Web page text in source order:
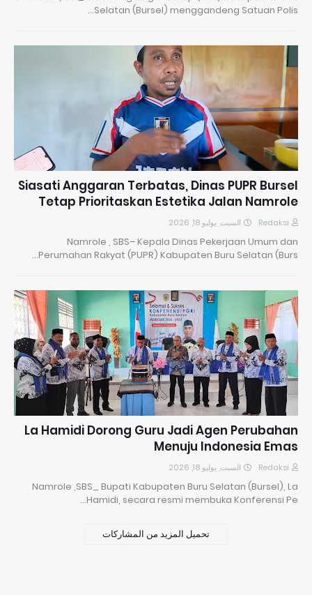
Selatan (Bursel) menggandeng Satuan Polis…
Siasati Anggaran Terbatas, Dinas PUPR Bursel
Tetap Prioritaskan Estetika Jalan Namrole
Redaksi السبت, يوليو 18, 2026
Namrole , SBS– Kepala Dinas Pekerjaan Umum dan
Perumahan Rakyat (PUPR) Kabupaten Buru Selatan (Burs…
La Hamidi Dorong Guru Jadi Agen Perubahan
Menuju Indonesia Emas
Redaksi السبت, يوليو 18, 2026
Namrole ,SBS_ Bupati Kabupaten Buru Selatan (Bursel), La
Hamidi, secara resmi membuka Konferensi Pe…
تحميل المزيد من المشاركات